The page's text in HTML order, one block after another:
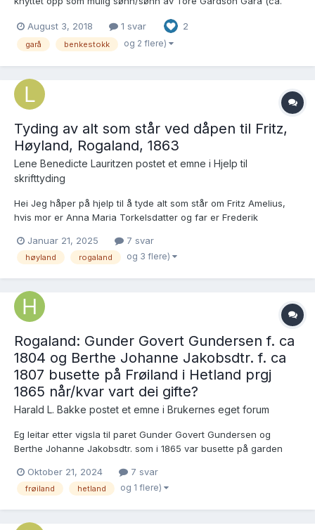
til Forsandboka II s. 116 samt til boka "Lagmannsætta. Gard
Toreson Ætta fra Sør- Talgje i Rogaland". I samme står det im...
August 3, 2018 1 svar 2
garå benkestokk og 2 flere)
Tyding av alt som står ved dåpen til Fritz,
Høyland, Rogaland, 1863
Lene Benedicte Lauritzen postet et emne i Hjelp til
skrifttyding
Hei Jeg håper på hjelp til å tyde alt som står om Fritz Amelius,
hvis mor er Anna Maria Torkelsdatter og far er Frederik
henholdsvis side 57 og 52, og løpenummer er 69 på begge.
Klokkerbok: Høyland sokneprest...
Januar 21, 2025 7 svar
høyland rogaland og 3 flere)
Rogaland: Gunder Govert Gundersen f. ca
1804 og Berthe Johanne Jakobsdtr. f. ca
1807 busette på Frøiland i Hetland prgj
1865 når/kvar vart dei gifte?
Harald L. Bakke postet et emne i Brukernes eget forum
Eg leitar etter vigsla til paret Gunder Govert Gundersen og
Berthe Johanne Jakobsdtr. som i 1865 var busette på garden
Bergen ca 1807 og eg leitar etter vigsla deira for å finne namnet
på hennar far. Her er paret ved FT 1865 https:...
Oktober 21, 2024 7 svar
frøiland hetland og 1 flere)